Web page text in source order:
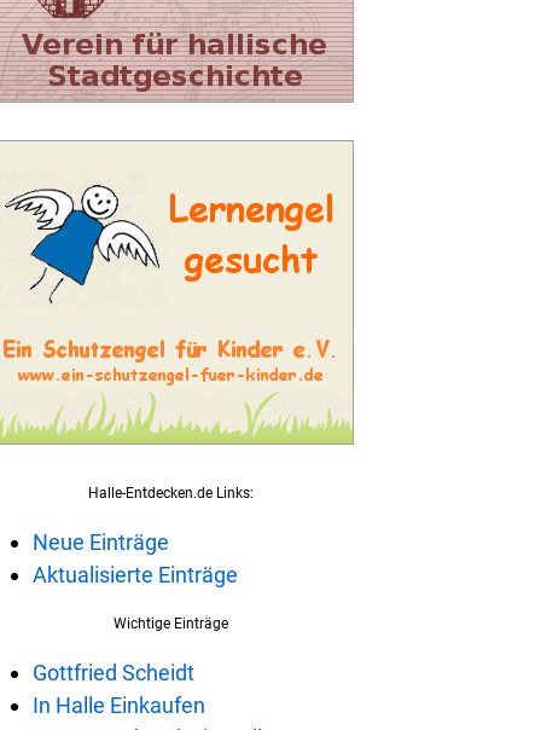
Halle-Entdecken.de Links:
Neue Einträge
Aktualisierte Einträge
Wichtige Einträge
Gottfried Scheidt
In Halle Einkaufen